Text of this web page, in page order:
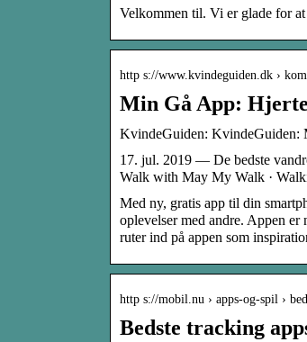
Velkommen til. Vi er glade for at
http s://www.kvindeguiden.dk ›
Min Gå App:
KvindeGuiden: KvindeGuiden:
17. jul. 2019 — De bedste
Walk with May My Walk ·
Med ny, gratis app til din
oplevelser med andre. Appen
ruter ind på appen som
http s://mobil.nu › apps-og-spil ›
Bedste tracking